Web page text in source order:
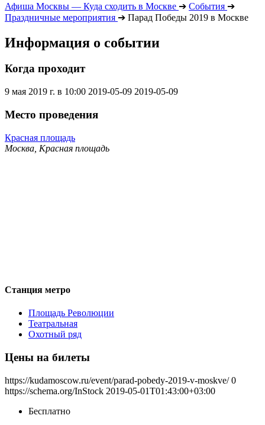
Афиша Москвы — Куда сходить в Москве ➔ События ➔
Праздничные мероприятия ➔ Парад Победы 2019 в Москве
Информация о событии
Когда проходит
9 мая 2019 г. в 10:00 2019-05-09 2019-05-09
Место проведения
Красная площадь
Москва, Красная площадь
Станция метро
Площадь Революции
Театральная
Охотный ряд
Цены на билеты
https://kudamoscow.ru/event/parad-pobedy-2019-v-moskve/ 0
https://schema.org/InStock 2019-05-01T01:43:00+03:00
Бесплатно